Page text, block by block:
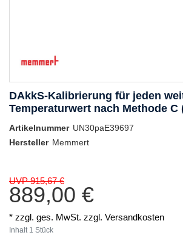
DAkkS-Kalibrierung für jeden
Temperaturwert nach Methode C
Artikelnummer UN30paE39697
Hersteller Memmert
UVP 915,67 €
889,00 €
* zzgl. ges. MwSt. zzgl. Versandkosten
Inhalt 1 Stück